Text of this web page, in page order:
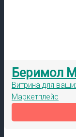
Беримол
Витрина для
Маркетплейс